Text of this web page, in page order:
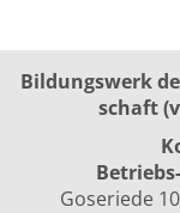
Bildungswerk
schaft
Goseriede